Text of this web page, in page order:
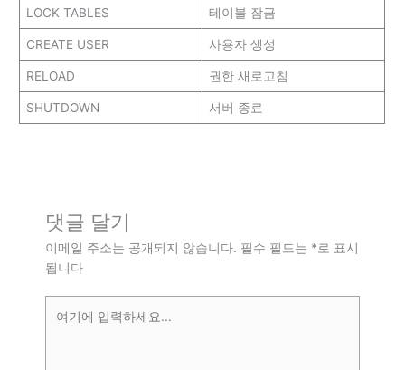
LOCK TABLES 테이블 잠금
CREATE USER 사용자 생성
RELOAD 권한 새로고침
SHUTDOWN 서버 종료
댓글 달기
이메일 주소는 공개되지 않습니다. 필수 필드는 *로 표시
됩니다